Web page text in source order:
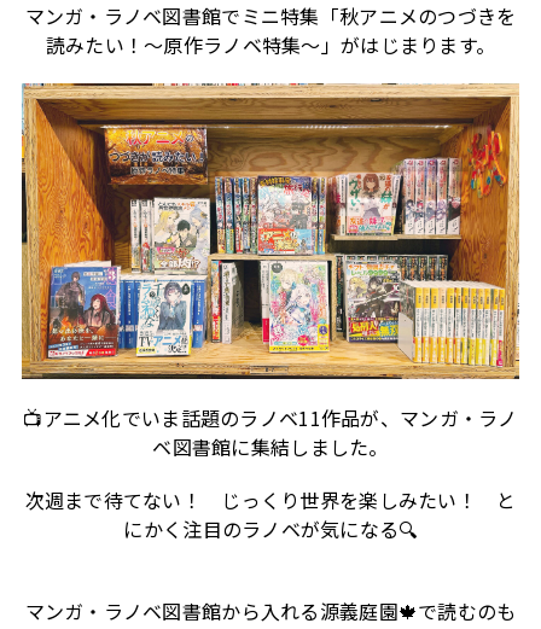
マンガ・ラノベ図書館でミニ特集「秋アニメのつづきを
読みたい！～原作ラノベ特集～」がはじまります。
📺アニメ化でいま話題のラノベ11作品が、マンガ・ラノ
ベ図書館に集結しました。
次週まで待てない！ じっくり世界を楽しみたい！ と
にかく注目のラノベが気になる🔍
マンガ・ラノベ図書館から入れる源義庭園🍁で読むのも